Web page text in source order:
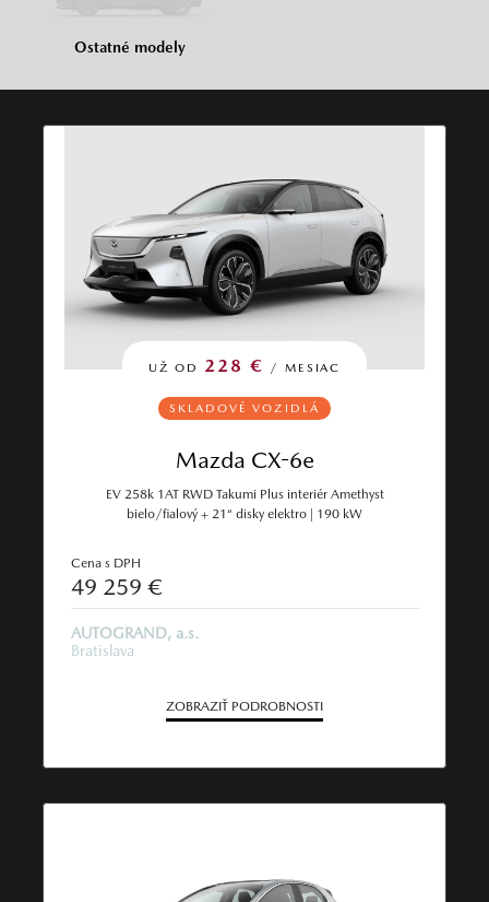
Ostatné modely
UŽ OD 228 € / MESIAC
SKLADOVÉ VOZIDLÁ
Mazda CX-6e
EV 258k 1AT RWD Takumi Plus interiér Amethyst
bielo/fialový + 21“ disky elektro | 190 kW
Cena s DPH
49 259 €
AUTOGRAND, a.s.
Bratislava
ZOBRAZIŤ PODROBNOSTI